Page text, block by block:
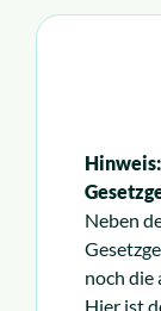
Neben
noch die
Hier ist